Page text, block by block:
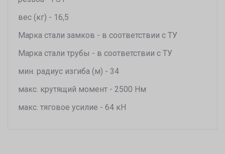
вес (кг) - 16,5
Марка стали замков - в соответствии с ТУ
Марка стали трубы - в соответствии с ТУ
мин. радиус изгиба (м) - 34
макс. крутящий момент - 2500 Нм
макс. тяговое усилие - 64 кН